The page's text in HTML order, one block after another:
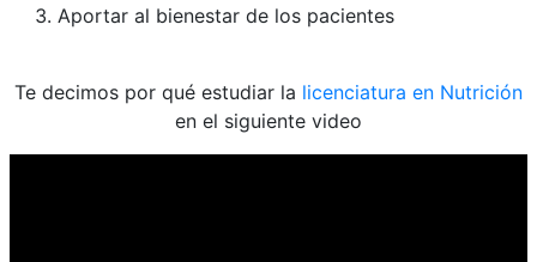
Aportar al bienestar de los pacientes
Te decimos por qué estudiar la licenciatura en Nutrición
en el siguiente video